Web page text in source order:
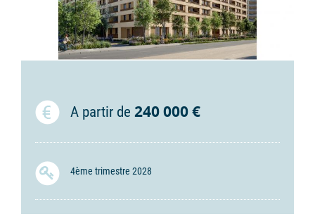
A partir de 240 000 €
4ème trimestre 2028